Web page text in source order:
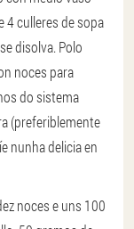
4 culleres de sopa
disolva. Polo
noces para
do sistema
(preferiblemente
nunha delicia en
noces e uns 100